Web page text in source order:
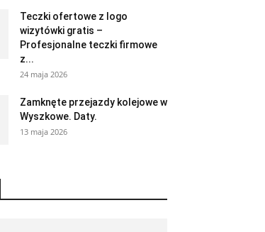
Teczki ofertowe z logo
wizytówki gratis –
Profesjonalne teczki firmowe
z...
24 maja 2026
Zamknęte przejazdy kolejowe w
Wyszkowe. Daty.
13 maja 2026